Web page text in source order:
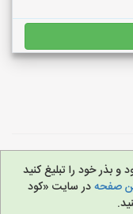
و بذر خود را تبلیغ کنید
صفحهدر سایت «کود